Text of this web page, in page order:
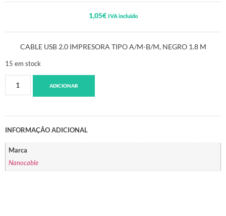
1,05€ IVA incluido
CABLE USB 2.0 IMPRESORA TIPO A/M-B/M, NEGRO 1.8 M
15 em stock
ADICIONAR
INFORMAÇÃO ADICIONAL
Marca
Nanocable